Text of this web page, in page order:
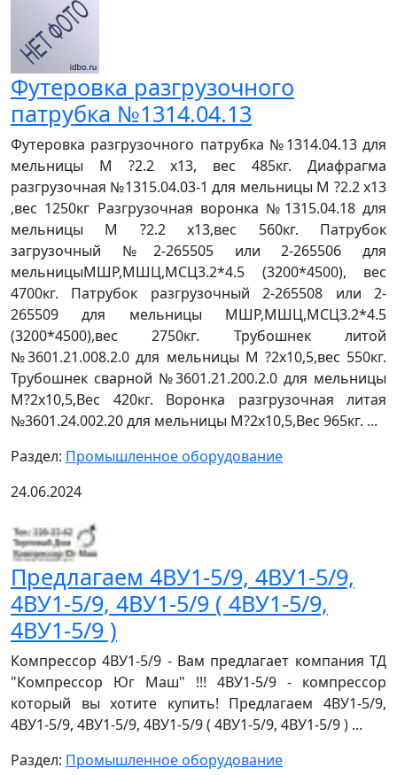
Футеровка разгрузочного
патрубка №1314.04.13
Футеровка разгрузочного патрубка №1314.04.13 для
мельницы М ?2.2 х13, вес 485кг. Диафрагма
разгрузочная №1315.04.03-1 для мельницы М ?2.2 х13
,вес 1250кг Разгрузочная воронка №1315.04.18 для
мельницы М ?2.2 х13,вес 560кг. Патрубок
загрузочный №2-265505 или 2-265506 для
мельницыМШР,МШЦ,МСЦ3.2*4.5 (3200*4500), вес
4700кг. Патрубок разгрузочный 2-265508 или 2-
265509 для мельницы МШР,МШЦ,МСЦ3.2*4.5
(3200*4500),вес 2750кг. Трубошнек литой
№3601.21.008.2.0 для мельницы М ?2х10,5,вес 550кг.
Трубошнек сварной №3601.21.200.2.0 для мельницы
М?2х10,5,Вес 420кг. Воронка разгрузочная литая
№3601.24.002.20 для мельницы М?2х10,5,Вес 965кг. ...
Раздел: Промышленное оборудование
24.06.2024
Предлагаем 4ВУ1-5/9, 4ВУ1-5/9,
4ВУ1-5/9, 4ВУ1-5/9 ( 4ВУ1-5/9,
4ВУ1-5/9 )
Компрессор 4ВУ1-5/9 - Вам предлагает компания ТД
"Компрессор Юг Маш" !!! 4ВУ1-5/9 - компрессор
который вы хотите купить! Предлагаем 4ВУ1-5/9,
4ВУ1-5/9, 4ВУ1-5/9, 4ВУ1-5/9 ( 4ВУ1-5/9, 4ВУ1-5/9 ) ...
Раздел: Промышленное оборудование